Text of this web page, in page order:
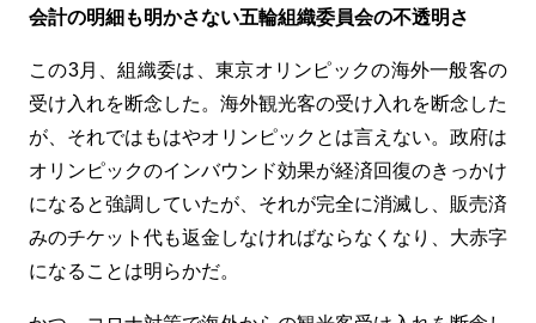
会計の明細も明かさない五輪組織委員会の不透明さ
この3月、組織委は、東京オリンピックの海外一般客の
受け入れを断念した。海外観光客の受け入れを断念した
が、それではもはやオリンピックとは言えない。政府は
オリンピックのインバウンド効果が経済回復のきっかけ
になると強調していたが、それが完全に消滅し、販売済
みのチケット代も返金しなければならなくなり、大赤字
になることは明らかだ。